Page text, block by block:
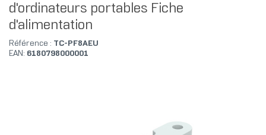
d'ordinateurs portables Fiche
d'alimentation
Référence : TC-PF8AEU
EAN: 6180798000001